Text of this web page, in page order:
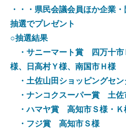
・・・県民会議会員ほか企業
抽選でプレゼント
○抽選結果
・サニーマート賞 四万十市
様、日高村Ｙ様、南国市Ｈ様
・土佐山田ショッピングセ
・ナンコクスーパー賞 土佐
・ハマヤ賞 高知市Ｓ様・Ｋ
・フジ賞 高知市Ｓ様